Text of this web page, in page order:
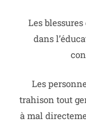
Les
dans
Les
trahison tout
à mal